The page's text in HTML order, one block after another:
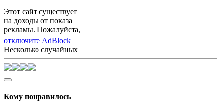
Этот сайт существует
на доходы от показа
рекламы. Пожалуйста,
отключите AdBlock
Несколько случайных
Кому понравилось